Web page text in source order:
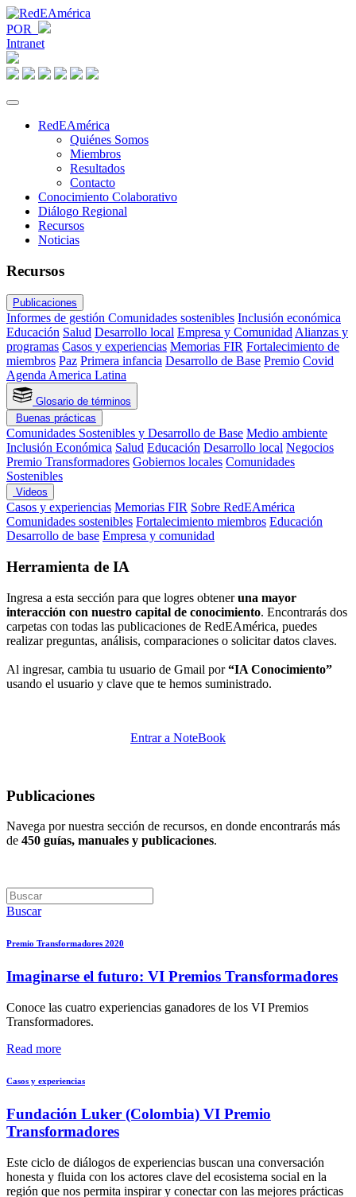
POR
Intranet
RedEAmérica
Quiénes Somos
Miembros
Resultados
Contacto
Conocimiento Colaborativo
Diálogo Regional
Recursos
Noticias
Recursos
Publicaciones
Informes de gestión Comunidades sostenibles Inclusión económica
Educación Salud Desarrollo local Empresa y ComunidadAlianzas y
programas Casos y experiencias Memorias FIR Fortalecimiento de
miembros Paz Primera infancia Desarrollo de Base Premio Covid
Agenda America Latina
Glosario de términos
Buenas prácticas
Comunidades Sostenibles y Desarrollo de Base Medio ambiente
Inclusión Económica Salud Educación Desarrollo local Negocios
Premio Transformadores Gobiernos locales Comunidades
Sostenibles
Videos
Casos y experiencias Memorias FIR Sobre RedEAmérica
Comunidades sostenibles Fortalecimiento miembros Educación
Desarrollo de base Empresa y comunidad
Herramienta de IA
Ingresa a esta sección para que logres obteneruna mayor
interacción con nuestro capital de conocimiento. Encontrarás dos
carpetas con todas las publicaciones de RedEAmérica, puedes
realizar preguntas, análisis, comparaciones o solicitar datos claves.
Al ingresar, cambia tu usuario de Gmail por“IA Conocimiento”
usando el usuario y clave que te hemos suministrado.
Entrar a NoteBook
Publicaciones
Navega por nuestra sección de recursos, en donde encontrarás más
de 450 guías, manuales y publicaciones.
Buscar
Premio Transformadores 2020
Imaginarse el futuro: VI Premios Transformadores
Conoce las cuatro experiencias ganadores de los VI Premios
Transformadores.
Read more
Casos y experiencias
Fundación Luker (Colombia) VI Premio
Transformadores
Este ciclo de diálogos de experiencias buscan una conversación
honesta y fluida con los actores clave del ecosistema social en la
región que nos permita inspirar y conectar con las mejores prácticas